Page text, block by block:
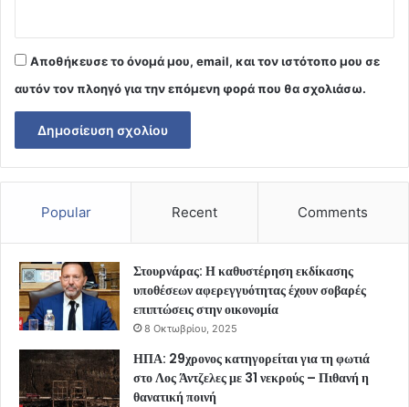
Αποθήκευσε το όνομά μου, email, και τον ιστότοπο μου σε
αυτόν τον πλοηγό για την επόμενη φορά που θα σχολιάσω.
Popular Recent Comments
Στουρνάρας: Η καθυστέρηση εκδίκασης
υποθέσεων αφερεγγυότητας έχουν σοβαρές
επιπτώσεις στην οικονομία
8 Οκτωβρίου, 2025
ΗΠΑ: 29χρονος κατηγορείται για τη φωτιά
στο Λος Άντζελες με 31 νεκρούς – Πιθανή η
θανατική ποινή